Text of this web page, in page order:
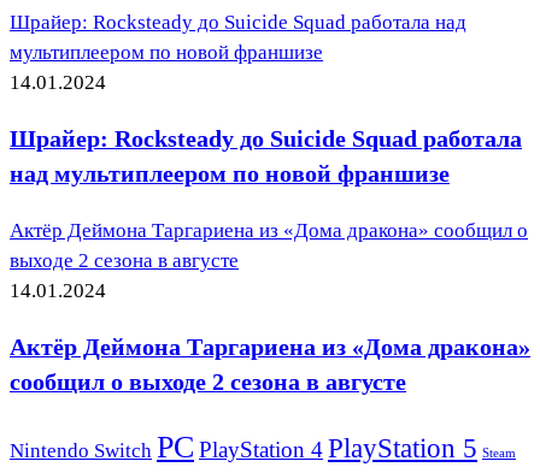
Шрайер: Rocksteady до Suicide Squad работала над
мультиплеером по новой франшизе
14.01.2024
Шрайер: Rocksteady до Suicide Squad работала
над мультиплеером по новой франшизе
Актёр Деймона Таргариена из «Дома дракона» сообщил о
выходе 2 сезона в августе
14.01.2024
Актёр Деймона Таргариена из «Дома дракона»
сообщил о выходе 2 сезона в августе
Nintendo Switch PC PlayStation 4PlayStation 5 Steam